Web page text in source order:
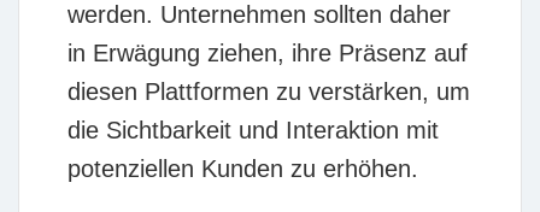
werden. Unternehmen sollten daher
in Erwägung ziehen, ihre Präsenz auf
diesen Plattformen zu verstärken, um
die Sichtbarkeit und Interaktion mit
potenziellen Kunden zu erhöhen.